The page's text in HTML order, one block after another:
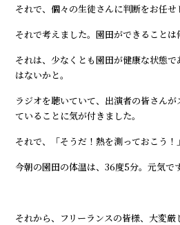
それで、個々の生徒さんに判断をお任せ
それで考えました。園田ができること
それは、少なくとも園田が健康な状態
はないかと。
ラジオを聴いていて、出演者の皆さん
ていることに気が付きました。
それで、「そうだ！熱を測っておこう！
今朝の園田の体温は、36度5分。元気で
それから、フリーランスの皆様、大変